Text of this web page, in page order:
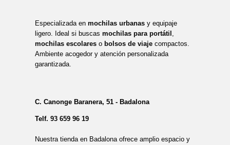
Especializada en mochilas urbanasy equipaje
ligero. Ideal si buscas mochilas para portátil ,
mochilas escolareso bolsos de viajecompactos.
Ambiente acogedor y atención personalizada
garantizada.
C. Canonge Baranera, 51 - Badalona
Telf. 93 659 96 19
Nuestra tienda en Badalona ofrece amplio espacio y